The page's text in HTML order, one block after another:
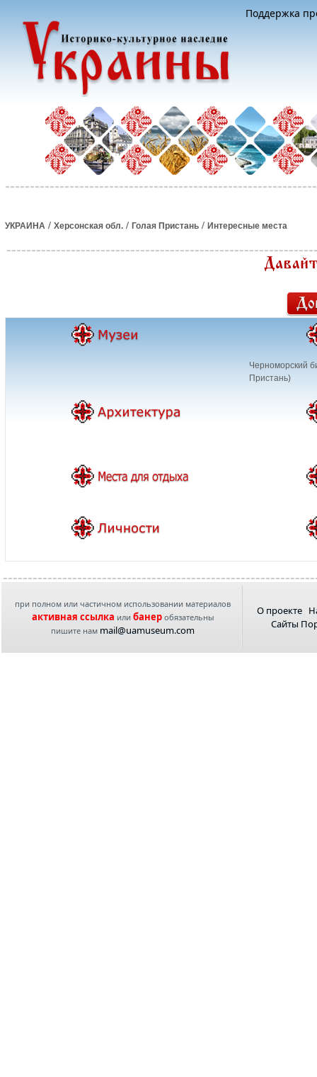
Поддержка
УКРАИНА / Херсонская обл. / Голая Пристань / Интересные места
Черноморский
Пристань)
при полном или частичном использовании материалов
активная ссылка или банеробязательны
пишите нам mail@uamuseum.com
О проекте
Сайты